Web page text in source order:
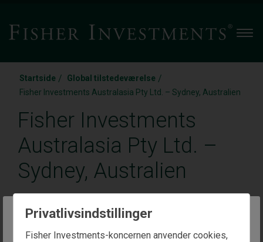
The website you are trying to reach is
Startside / Global tilstedeværelse /
Fisher Investments Australasia Pty Ltd. – Sydney, Australien
Fisher Investments
Australasia Pty Ltd. –
Sydney, Australien
Level 12, 20 Martin Place
Sydney, NSW 2000, Australien
Privatlivsindstillinger
Fisher Investments-koncernen anvender cookies,